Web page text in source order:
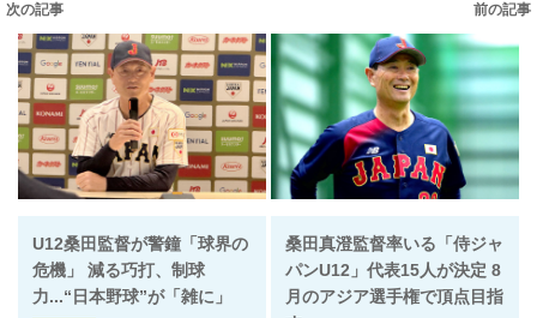
次の記事 前の記事
U12桑田監督が警鐘「球界の
危機」 減る巧打、制球
力...“日本野球”が「雑に」
桑田真澄監督率いる「侍ジャ
パンU12」代表15人が決定 8
月のアジア選手権で頂点目指